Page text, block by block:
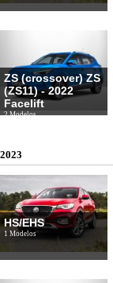
ZS (crossover) ZS
(ZS11) - 2022
Facelift
2 Modelos
2023
HS/EHS
1 Modelos